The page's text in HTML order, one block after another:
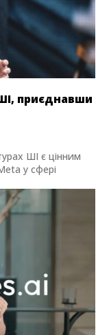
приєднавши
ШІ є цінним
у сфері